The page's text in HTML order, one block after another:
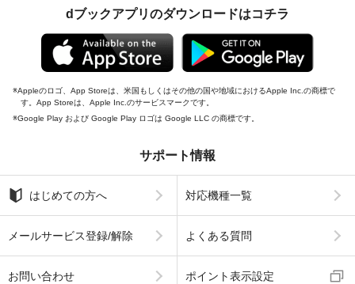
dブックアプリのダウンロードはコチラ
Appleのロゴ、App Storeは、米国もしくはその他の国や地域におけるApple Inc.の商標で
す。App Storeは、Apple Inc.のサービスマークです。
Google Play および Google Play ロゴは Google LLC の商標です。
サポート情報
はじめての方へ 対応機種一覧
メールサービス登録/解除 よくある質問
お問い合わせ ポイント表示設定